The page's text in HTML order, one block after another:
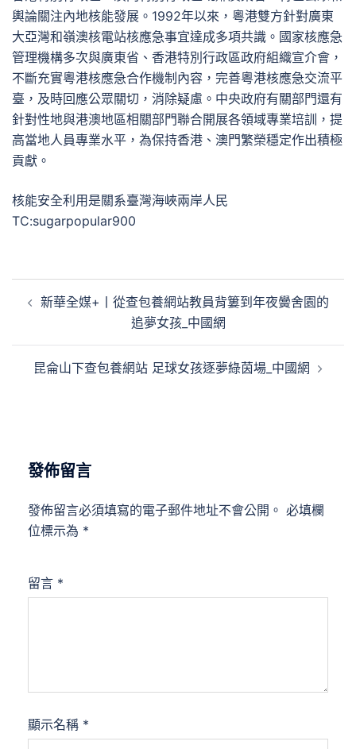
輿論關注內地核能發展。1992年以來，粵港雙方針對廣東
大亞灣和嶺澳核電站核應急事宜達成多項共識。國家核應急
管理機構多次與廣東省、香港特別行政區政府組織宣介會，
不斷充實粵港核應急合作機制內容，完善粵港核應急交流平
臺，及時回應公眾關切，消除疑慮。中央政府有關部門還有
針對性地與港澳地區相關部門聯合開展各領域專業培訓，提
高當地人員專業水平，為保持香港、澳門繁榮穩定作出積極
貢獻。
核能安全利用是關系臺灣海峽兩岸人民
TC:sugarpopular900
章
新華全媒+丨從查包養網站教員背簍到年夜黌舍園的
追夢女孩_中國網
昆侖山下查包養網站 足球女孩逐夢綠茵場_中國網
發佈留言
發佈留言必須填寫的電子郵件地址不會公開。 必填欄
位標示為 *
留言 *
顯示名稱 *